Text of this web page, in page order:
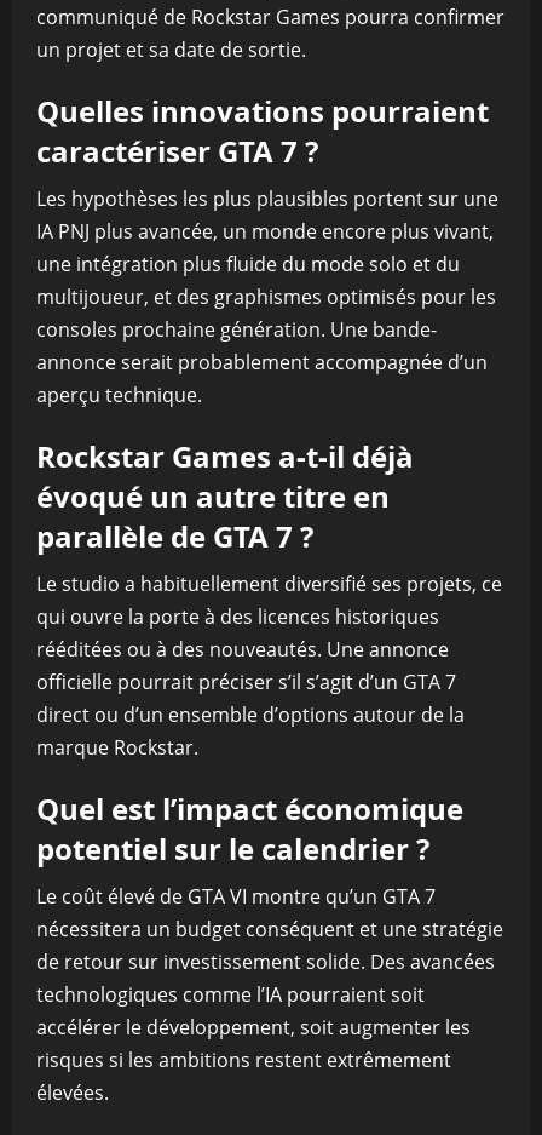
communiqué de Rockstar Games pourra confirmer
un projet et sa date de sortie.
Quelles innovations pourraient
caractériser GTA 7 ?
Les hypothèses les plus plausibles portent sur une
IA PNJ plus avancée, un monde encore plus vivant,
une intégration plus fluide du mode solo et du
multijoueur, et des graphismes optimisés pour les
consoles prochaine génération. Une bande-
annonce serait probablement accompagnée d’un
aperçu technique.
Rockstar Games a-t-il déjà
évoqué un autre titre en
parallèle de GTA 7 ?
Le studio a habituellement diversifié ses projets, ce
qui ouvre la porte à des licences historiques
rééditées ou à des nouveautés. Une annonce
officielle pourrait préciser s’il s’agit d’un GTA 7
direct ou d’un ensemble d’options autour de la
marque Rockstar.
Quel est l’impact économique
potentiel sur le calendrier ?
Le coût élevé de GTA VI montre qu’un GTA 7
nécessitera un budget conséquent et une stratégie
de retour sur investissement solide. Des avancées
technologiques comme l’IA pourraient soit
accélérer le développement, soit augmenter les
risques si les ambitions restent extrêmement
élevées.